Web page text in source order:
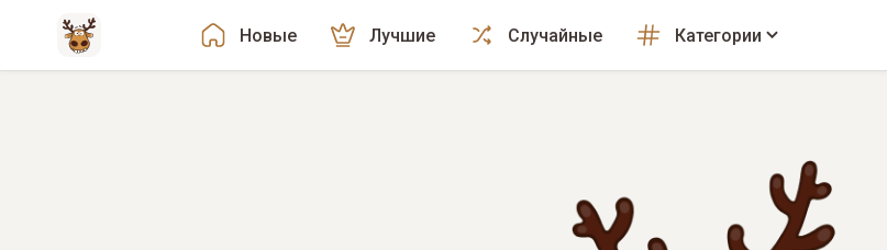
Новые Лучшие Случайные Категории